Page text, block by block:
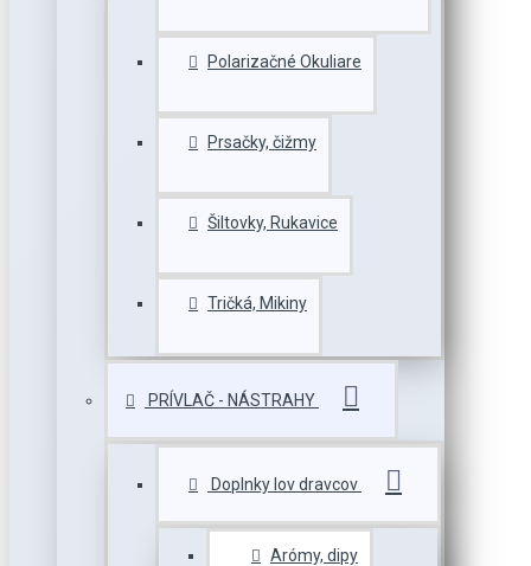
Polarizačné Okuliare
Prsačky, čižmy
Šiltovky, Rukavice
Tričká, Mikiny
PRÍVLAČ - NÁSTRAHY
Doplnky lov dravcov
Arómy, dipy